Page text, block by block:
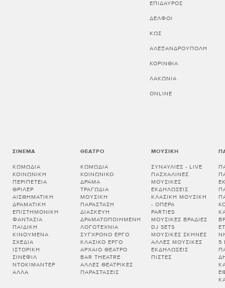
ΕΠΙΔΑΥΡΟΣ
ΔΕΛΦΟΙ
ΚΩΣ
ΑΛΕΞΑΝΔΡΟΥΠΟΛΗ
ΚΟΡΙΝΘΊΑ
ΛΑΚΩΝΊΑ
ONLINE
ΣΙΝΕΜΆ
ΚΩΜΩΔΊΑ
ΚΟΙΝΩΝΙΚΉ
ΠΕΡΙΠΈΤΕΙΑ
ΘΡΊΛΕΡ
ΑΙΣΘΗΜΑΤΙΚΉ
ΔΡΑΜΑΤΙΚΉ
ΕΠΙΣΤΗΜΟΝΙΚΉ
ΦΑΝΤΑΣΊΑ
ΠΑΙΔΙΚΉ
ΚΙΝΟΎΜΕΝΑ
ΣΧΈΔΙΑ
ΙΣΤΟΡΙΚΉ
ΣΙΝΕΦΊΛ
ΝΤΟΚΙΜΑΝΤΈΡ
ΆΛΛΑ
ΘΈΑΤΡΟ
ΚΩΜΩΔΊΑ
ΚΟΙΝΩΝΙΚΌ
ΔΡΆΜΑ
ΤΡΑΓΩΔΊΑ
ΜΟΥΣΙΚΉ
ΠΑΡΆΣΤΑΣΗ
ΔΙΑΣΚΕΥΉ
ΔΡΑΜΑΤΟΠΟΙΗΜΈΝΗ
ΛΟΓΟΤΕΧΝΊΑ
ΣΎΓΧΡΟΝΟ ΈΡΓΟ
ΚΛΑΣΙΚΌ ΈΡΓΟ
ΑΡΧΑΊΟ ΘΈΑΤΡΟ
BAR THEATRE
ΆΛΛΕΣ ΘΕΑΤΡΙΚΈΣ
ΠΑΡΑΣΤΆΣΕΙΣ
ΜΟΥΣΙΚΉ
ΣΥΝΑΥΛΊΕΣ - LIVE
ΠΑΣΧΑΛΙΝΈΣ
ΜΟΥΣΙΚΈΣ
ΕΚΔΗΛΏΣΕΙΣ
ΚΛΑΣΙΚΉ ΜΟΥΣΙΚΉ
- ΌΠΕΡΑ
PARTIES
ΜΟΥΣΙΚΈΣ ΒΡΑΔΙΈΣ
DJ SETS
ΜΟΥΣΙΚΈΣ ΣΚΗΝΈΣ
ΆΛΛΕΣ ΜΟΥΣΙΚΈΣ
ΕΚΔΗΛΏΣΕΙΣ
ΠΊΣΤΕΣ
5